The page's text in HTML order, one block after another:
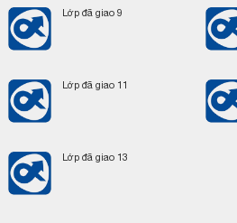
Lớp đã giao 9
Lớp đã giao 11
Lớp đã giao 13